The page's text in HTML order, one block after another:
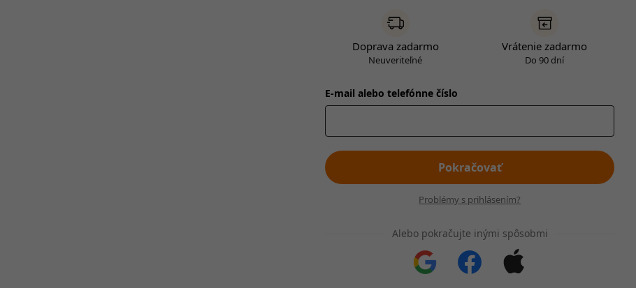
Doprava zadarmo
Neuveriteľné
Vrátenie zadarmo
Do 90 dní
E-mail alebo telefónne číslo
Pokračovať
Problémy s prihlásením?
Alebo pokračujte inými spôsobmi